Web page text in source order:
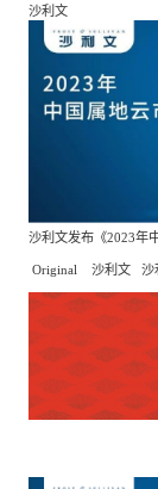
公共服务
科技、媒体
美容时尚
物流与供应
媒体服务
公司介绍
中国管理团
战略合作伙
专家委员会
加入我们
沙利文
沙利文发布《2023年
Original 沙利文 沙